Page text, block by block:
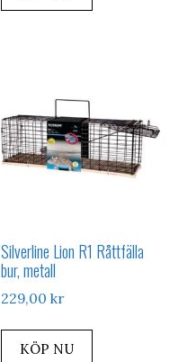
Silverline Lion R1 Råttfälla
bur, metall
229,00kr
KÖP NU